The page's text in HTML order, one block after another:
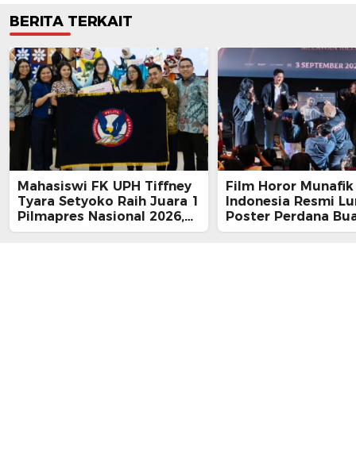
BERITA TERKAIT
Mahasiswi FK UPH Tiffney
Tyara Setyoko Raih Juara 1
Pilmapres Nasional 2026,
Cetak Sejarah Baru untuk
Film Horor Munafik
Indonesia Resmi
Poster Perdana
Kesan Spiritual